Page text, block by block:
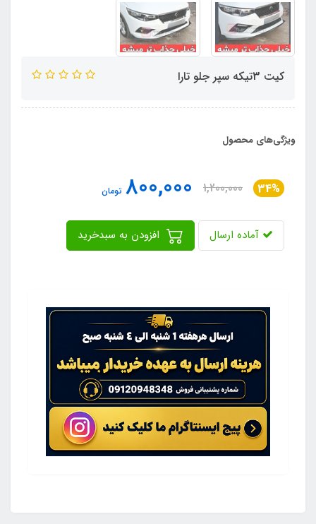
کیت 3تیکه سپر جلو تارا
ویژگی‌های محصول
34%
1,200,000
800,000 تومان
آماده ارسال